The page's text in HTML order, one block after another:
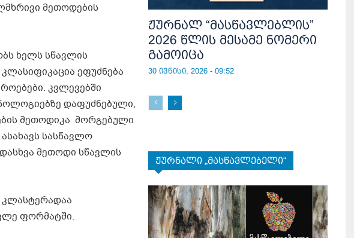
მეთოდების
ხელს სწავლის
ეფუძნება
კვლევებში
დაფუძნებული,
მეთოდიკა მორგებული
სასწავლო
მეთოდი სწავლის
ფორმატში.
ჟურნალ “მასწავლებლის”
2026 წლის მესამე ნომერი
გამოიცა
30 ივნისი, 2026 - 09:52
ჟურნალი „მასწავლებელი“